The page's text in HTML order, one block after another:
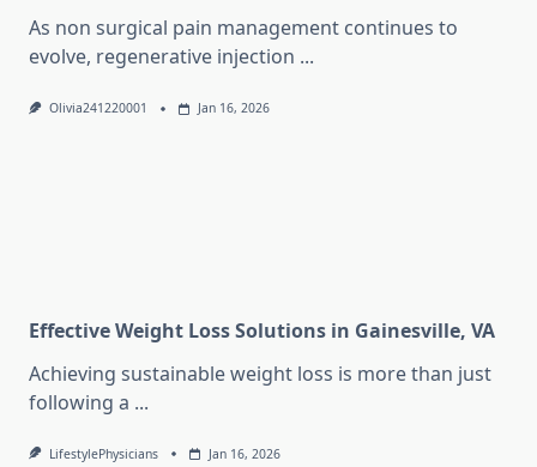
As non surgical pain management continues to
evolve, regenerative injection ...
Olivia241220001 Jan 16, 2026
Effective Weight Loss Solutions in Gainesville, VA
Achieving sustainable weight loss is more than just
following a ...
LifestylePhysicians Jan 16, 2026